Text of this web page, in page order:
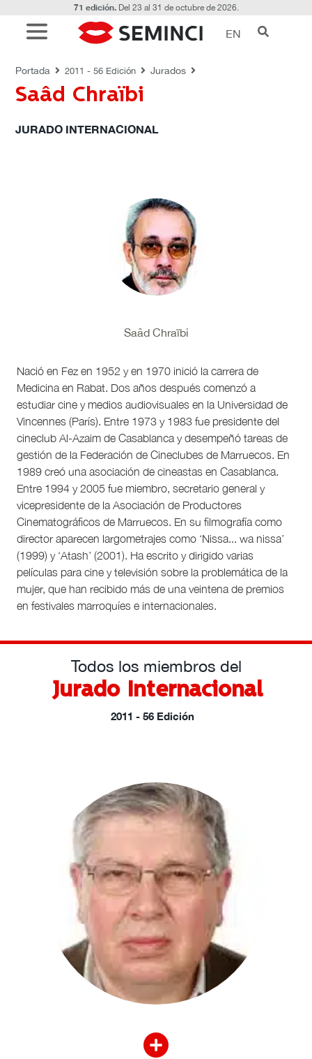
71 edición.Del 23 al 31 de octubre de 2026.
EN
Portada 2011 - 56 Edición Jurados
Saâd Chraïbi
JURADO INTERNACIONAL
Nació en Fez en 1952 y en 1970 inició la carrera de
Medicina en Rabat. Dos años después comenzó a
estudiar cine y medios audiovisuales en la Universidad de
Vincennes (París). Entre 1973 y 1983 fue presidente del
cineclub Al-Azaim de Casablanca y desempeñó tareas de
gestión de la Federación de Cineclubes de Marruecos. En
1989 creó una asociación de cineastas en Casablanca.
Entre 1994 y 2005 fue miembro, secretario general y
vicepresidente de la Asociación de Productores
Cinematográficos de Marruecos. En su filmografía como
director aparecen largometrajes como ‘Nissa... wa nissa’
(1999) y ‘Atash’ (2001). Ha escrito y dirigido varias
películas para cine y televisión sobre la problemática de la
mujer, que han recibido más de una veintena de premios
en festivales marroquíes e internacionales.
Saâd Chraïbi
Todos los miembros del
Jurado Internacional
2011 - 56 Edición